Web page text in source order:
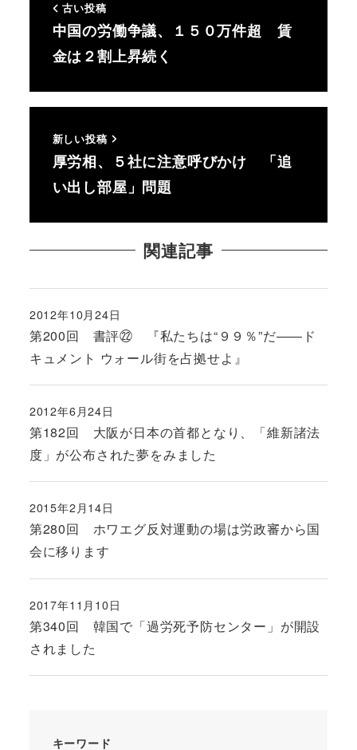
古い投稿
中国の労働争議、１５０万件超 賃
金は２割上昇続く
新しい投稿
厚労相、５社に注意呼びかけ 「追
い出し部屋」問題
関連記事
第200回 書評㉒ 『私たちは“９９％”だ――ド
キュメント ウォール街を占拠せよ』
投稿日
2012年10月24日
第182回 大阪が日本の首都となり、「維新諸法
度」が公布された夢をみました
投稿日
2012年6月24日
第280回 ホワエグ反対運動の場は労政審から国
会に移ります
投稿日
2015年2月14日
第340回 韓国で「過労死予防センター」が開設
されました
投稿日
2017年11月10日
キーワード